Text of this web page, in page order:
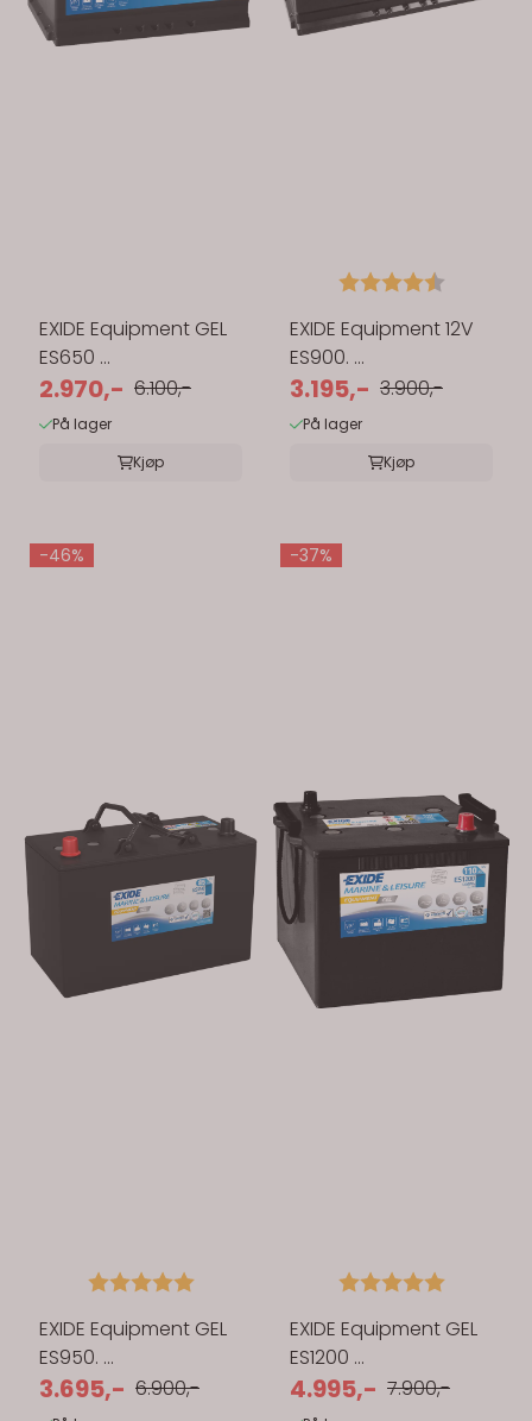
EXIDE Equipment GEL
ES650 ...
2.970,- 6.100,-
På lager
Kjøp
Karakter:
EXIDE Equipment 12V
ES900. ...
3.195,- 3.900,-
På lager
Kjøp
-46%
Karakter: 5.0 av 5 mulige
EXIDE Equipment GEL
ES950. ...
3.695,- 6.900,-
-37%
Karakter: 5.0 av 5
EXIDE Equipment GEL
ES1200 ...
4.995,- 7.900,-